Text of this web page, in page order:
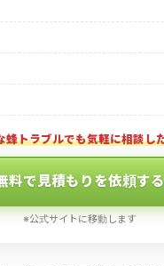
蜂トラブルでも気軽に相談し
料で見積もりを依頼する
※公式サイトに移動します